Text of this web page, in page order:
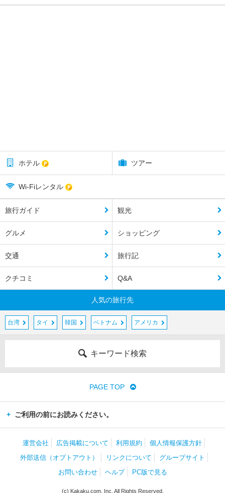
ホテル ツアー
Wi-Fiレンタル
旅行ガイド 観光
グルメ ショッピング
交通 旅行記
クチコミ Q&A
人気の旅行先
台湾 タイ 韓国 ベトナム アメリカ
キーワード検索
PAGE TOP
ご利用の前にお読みください。
運営会社 広告掲載について 利用規約
個人情報保護方針
外部送信（オプトアウト）
リンクについて
グループサイト
お問い合わせ
ヘルプ PC版で見る
(c) Kakaku.com, Inc. All Rights Reserved.